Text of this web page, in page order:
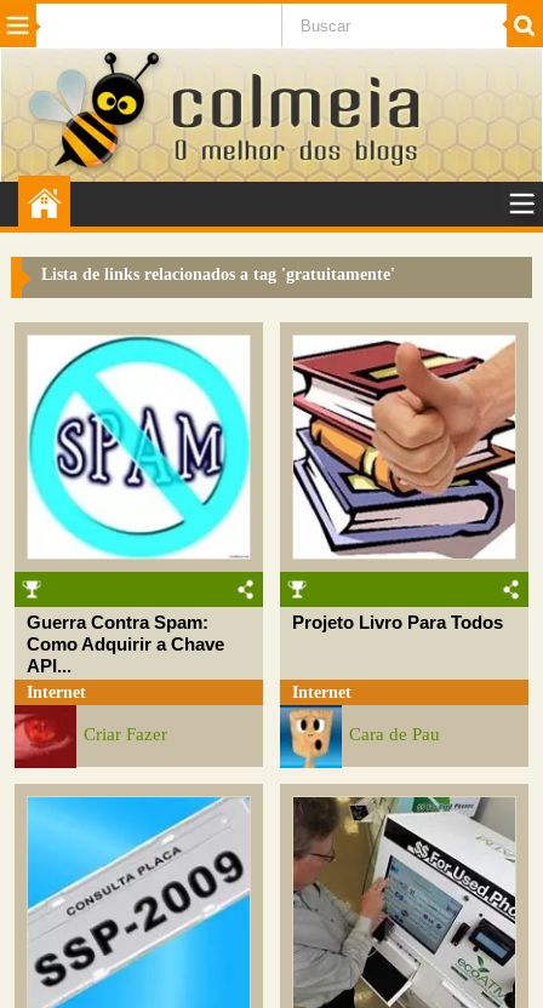
Beleza Cinema e TV
Internet Jogos NotÃ­cias SaÃºde
VeÃ­culos Adulto
Sugerir Link
Colmeia Exchange
Perguntas Frequentes
Sobre
Contato
Lista de links relacionados a tag 'gratuitamente'
Guerra Contra Spam:
Como Adquirir a Chave
API...
Internet
Criar Fazer
Projeto Livro Para Todos
Internet
Cara de Pau